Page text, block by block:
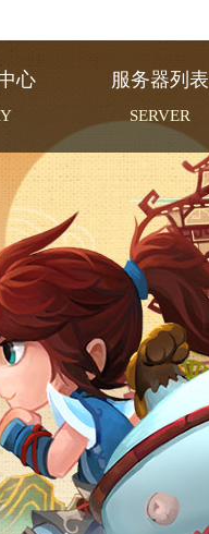
心 服务器列表
SERVER